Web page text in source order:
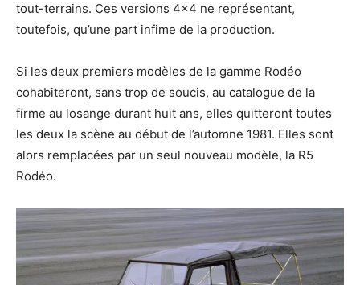
tout-terrains. Ces versions 4×4 ne représentant,
toutefois, qu’une part infime de la production.
Si les deux premiers modèles de la gamme Rodéo
cohabiteront, sans trop de soucis, au catalogue de la
firme au losange durant huit ans, elles quitteront toutes
les deux la scène au début de l’automne 1981. Elles sont
alors remplacées par un seul nouveau modèle, la R5
Rodéo.